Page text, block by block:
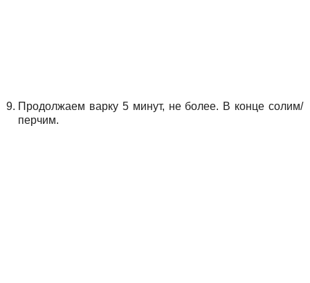
Продолжаем варку 5 минут, не более. В конце солим/
перчим.